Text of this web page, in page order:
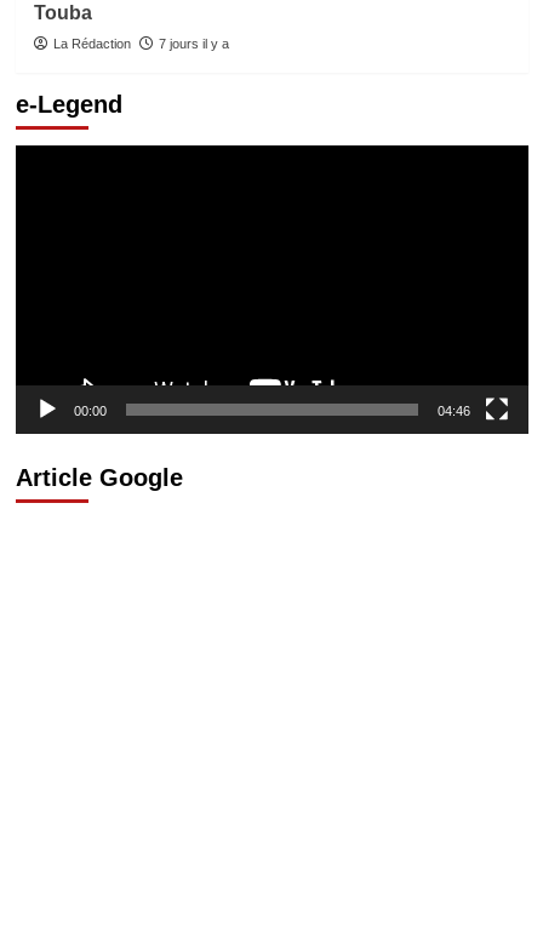
Touba
La Rédaction 7 jours il y a
e-Legend
00:00 04:46
Article Google